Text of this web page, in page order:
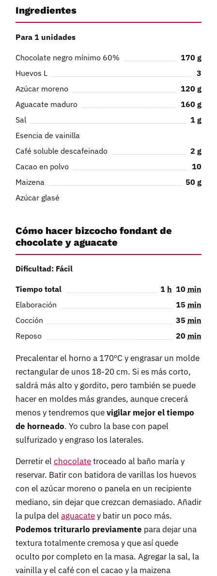
Ingredientes
Para 1 unidades
Chocolate negro mínimo 60% 170 g
Huevos L
3
Azúcar moreno
120 g
Aguacate maduro
160 g
Sal
1 g
Esencia de vainilla
Café soluble descafeinado
2 g
Cacao en polvo
10
Maizena
50 g
Azúcar glasé
Cómo hacer bizcocho fondant de
chocolate y aguacate
Dificultad: Fácil
Tiempo total 1 h 10 min
Elaboración
15 min
Cocción
35 min
Reposo
20 min
Precalentar el horno a 170ºC y engrasar un molde
rectangular de unos 18-20 cm. Si es más corto,
saldrá más alto y gordito, pero también se puede
hacer en moldes más grandes, aunque crecerá
menos y tendremos quevigilar mejor el tiempo
de horneado. Yo cubro la base con papel
sulfurizado y engraso los laterales.
Derretir el chocolatetroceado al baño maría y
reservar. Batir con batidora de varillas los huevos
con el azúcar moreno o panela en un recipiente
mediano, sin dejar que crezcan demasiado. Añadir
la pulpa del aguacatey batir un poco más.
Podemos triturarlo previamente para dejar una
textura totalmente cremosa y que así quede
oculto por completo en la masa. Agregar la sal, la
vainilla y el café con el cacao y la maizena